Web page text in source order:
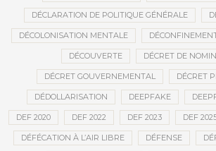
DÉCLARATION DE POLITIQUE GÉNÉRALE
DÉCOLONISATION MENTALE
DÉCOUVERTE DÉCRET DE
DÉCRET GOUVERNEMENTAL DÉCRET
DÉDOLLARISATION DEEPFAKE
DEF 2020 DEF 2022 DEF 2023 DEF
DÉFÉCATION À L’AIR LIBRE DÉFENSE